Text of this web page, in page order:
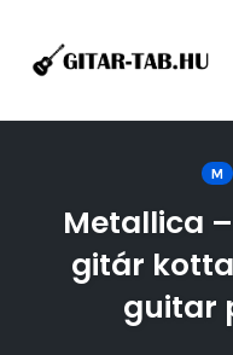
M
Metallica
gitár
guitar